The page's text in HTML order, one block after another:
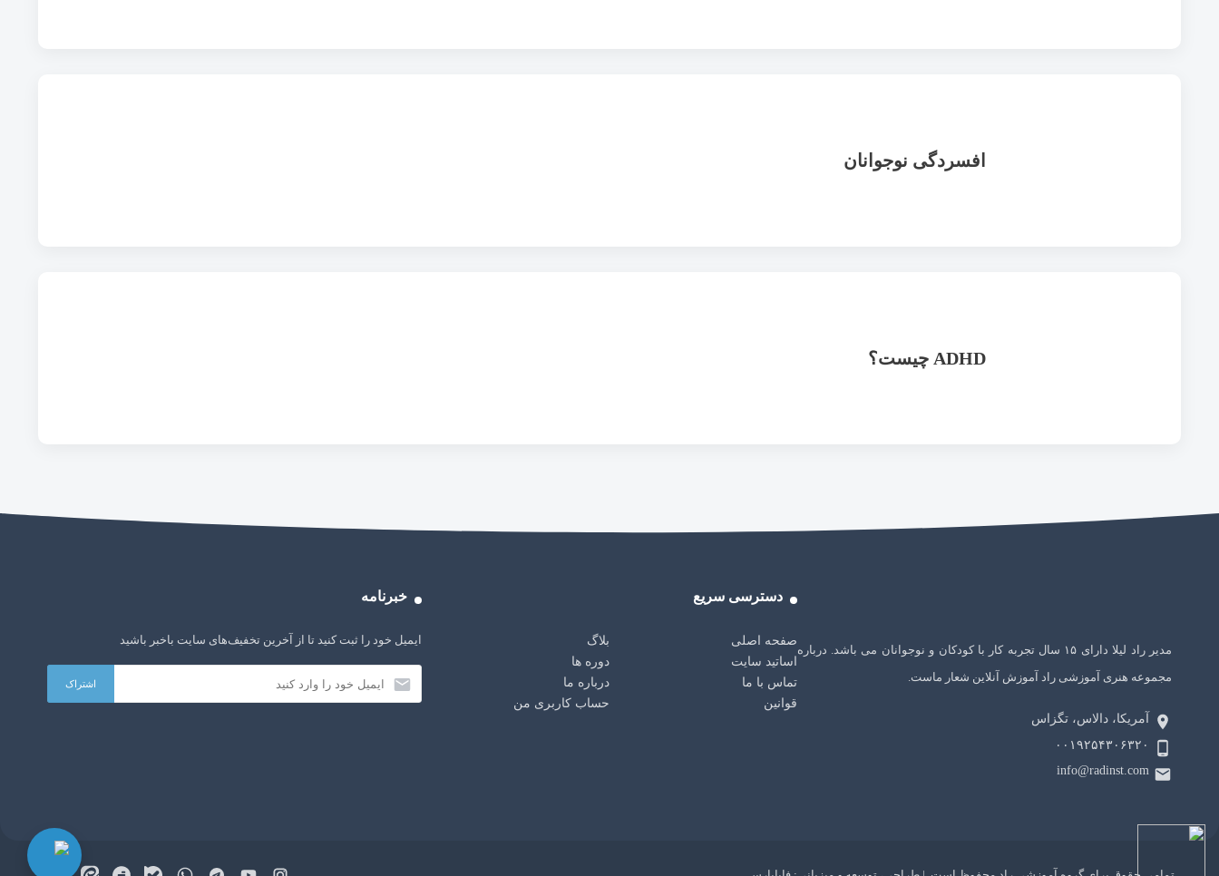
افسردگی نوجوانان
ADHD چیست؟
مدیر راد لیلا دارای ۱۵ سال تجربه کار با کودکان و نوجوانان می باشد. درباره
مجموعه هنری آموزشی راد آموزش آنلاین شعار ماست.
آمریکا، دالاس، تگزاس
۰۰۱۹۲۵۴۳۰۶۳۲۰
info@radinst.com
دسترسی سریع
صفحه اصلی
بلاگ
اساتید سایت
دوره ها
تماس با ما
درباره ما
قوانین
حساب کاربری من
خبرنامه
ایمیل خود را ثبت کنید تا از آخرین تخفیف‌های سایت باخبر باشید
AI:
هستم. هر چیزی دوست داری از من بپرس!